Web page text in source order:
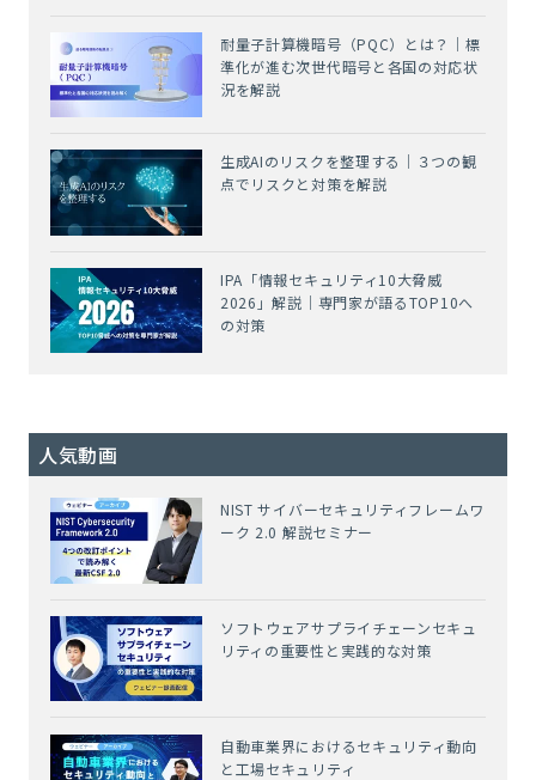
耐量子計算機暗号（PQC）とは？｜標
準化が進む次世代暗号と各国の対応状
況を解説
生成AIのリスクを整理する｜３つの観
点でリスクと対策を解説
IPA「情報セキュリティ10大脅威
2026」解説｜専門家が語るTOP10へ
の対策
人気動画
NIST サイバーセキュリティフレームワ
ーク 2.0 解説セミナー
ソフトウェアサプライチェーンセキュ
リティの重要性と実践的な対策
自動車業界におけるセキュリティ動向
と工場セキュリティ